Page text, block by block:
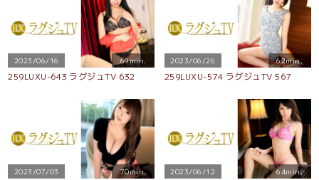
2023/06/16 69min.
259LUXU-643 ラグジュTV 632
2023/06/26 62min.
259LUXU-574 ラグジュTV 567
2023/07/03 70min. 2023/06/12 64min.